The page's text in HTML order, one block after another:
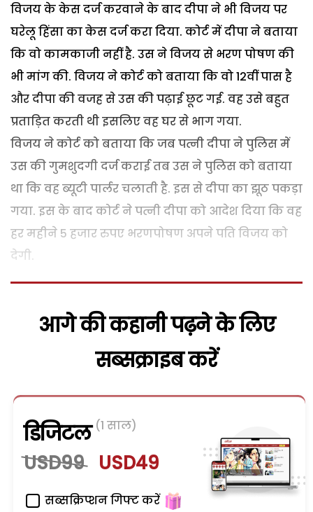
विजय के केस दर्ज करवाने के बाद दीपा ने भी विजय पर
घरेलू हिंसा का केस दर्ज करा दिया. कोर्ट में दीपा ने बताया
कि वो कामकाजी नहीं है. उस ने विजय से भरण पोषण की
भी मांग की. विजय ने कोर्ट को बताया कि वो 12वीं पास है
और दीपा की वजह से उस की पढ़ाई छूट गई. वह उसे बहुत
प्रताड़ित करती थी इसलिए वह घर से भाग गया.
विजय ने कोर्ट को बताया कि जब पत्नी दीपा ने पुलिस में
उस की गुमशुदगी दर्ज कराई तब उस ने पुलिस को बताया
था कि वह ब्यूटी पार्लर चलाती है. इस से दीपा का झूठ पकड़ा
गया. इस के बाद कोर्ट ने पत्नी दीपा को आदेश दिया कि वह
हर महीने 5 हजार रुपए भरणपोषण अपने पति विजय को
देगी.
आगे की कहानी पढ़ने के लिए
सब्सक्राइब करें
डिजिटल (1 साल)
USD99 USD49
सब्सक्रिप्शन गिफ्ट करें